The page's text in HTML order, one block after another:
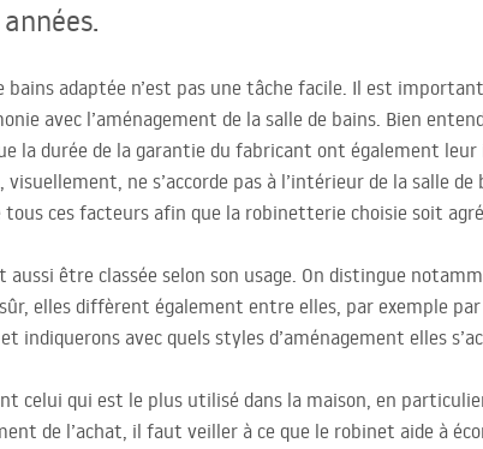
bains adaptée n’est pas une tâche facile. Il est
avec l’aménagement de la salle de bains. Bien
la durée de la garantie du fabricant ont également
ne s’accorde pas à l’intérieur de la salle
ces facteurs afin que la robinetterie choisie soit
être classée selon son usage. On distingue
elles diffèrent également entre elles, par exemple
indiquerons avec quels styles d’aménagement elles
celui qui est le plus utilisé dans la maison, en
de l’achat, il faut veiller à ce que le robinet aide à